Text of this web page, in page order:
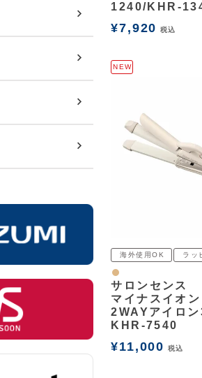
1240/KHR-
¥7,920 税込
NEW
海外使用OK ラッ
ナチュラル
サロンセンス
マイナスイオン
2WAYアイロ
KHR-7540
¥11,000 税込